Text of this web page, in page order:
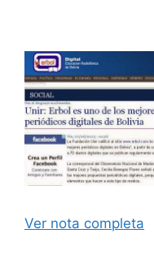
Ver nota completa